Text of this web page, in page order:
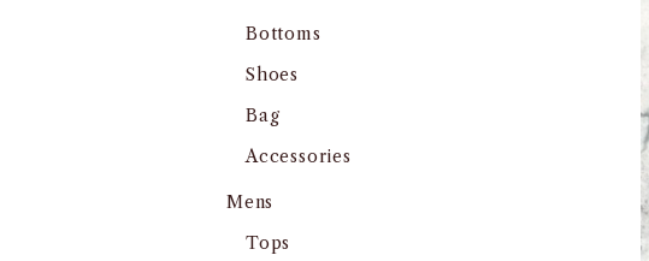
Bottoms
Shoes
Bag
Accessories
Mens
Tops